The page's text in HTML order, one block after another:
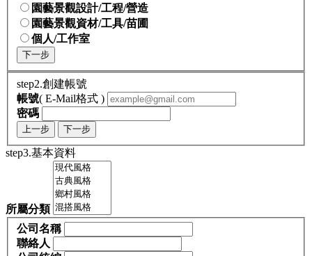
園藝景觀設計/工程/營造
園藝景觀資材/工具/苗圃
個人/工作室
下一步
step2.創建帳號
帳號( E-Mail格式 )
密碼
上一步 下一步
step3.基本資料
所屬分類
公司名稱
聯絡人